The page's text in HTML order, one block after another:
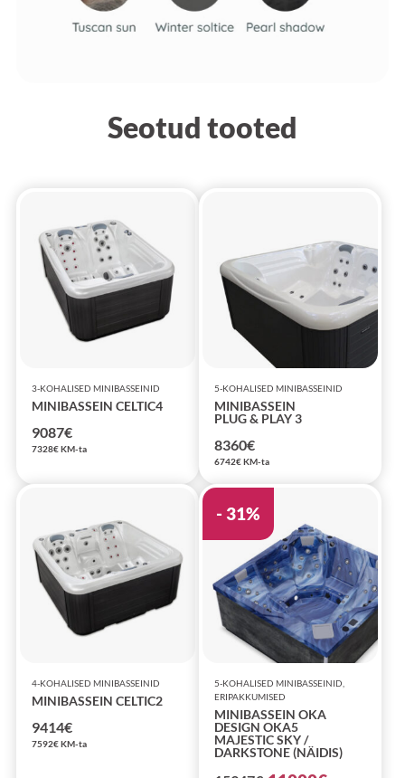
Seotud tooted
MINIBASSEIN CELTIC4
3-KOHALISED MINIBASSEINID
9087€
7328€KM-ta
MINIBASSEIN
PLUG & PLAY 3
5-KOHALISED MINIBASSEINID
8360€
6742€KM-ta
MINIBASSEIN CELTIC2
4-KOHALISED MINIBASSEINID
9414€
7592€KM-ta
- 31%
MINIBASSEIN OKA
DESIGN OKA5
MAJESTIC SKY /
DARKSTONE (NÄIDIS)
5-KOHALISED MINIBASSEINID,
ERIPAKKUMISED